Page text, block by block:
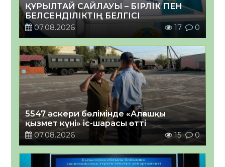
ҚҰРЫЛТАЙ САЙЛАУЫ – БІРЛІК ПЕН
БЕЛСЕНДІЛІКТІҢ БЕЛГІСІ
07.08.2026
17 0
5547 әскери бөлімінде «Алғашқы
қызмет күні» іс-шарасы өтті
07.08.2026
15 0